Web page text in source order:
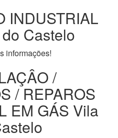
INDUSTRIAL
Castelo
informações!
/
/ REPAROS
EM GÁS Vila